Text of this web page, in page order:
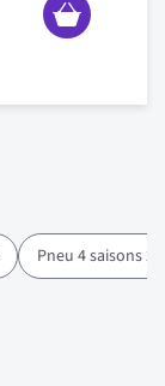
Pneu 4 saisons